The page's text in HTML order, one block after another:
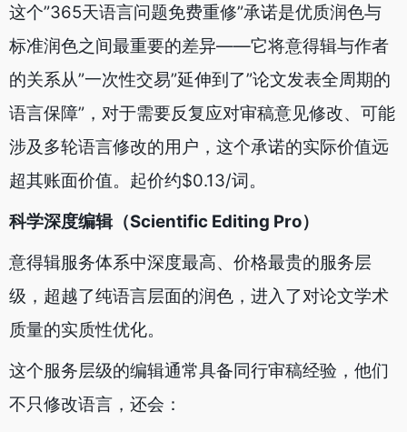
这个”365天语言问题免费重修”承诺是优质润色与
标准润色之间最重要的差异——它将意得辑与作者
的关系从”一次性交易”延伸到了”论文发表全周期的
语言保障”，对于需要反复应对审稿意见修改、可能
涉及多轮语言修改的用户，这个承诺的实际价值远
超其账面价值。起价约$0.13/词。
科学深度编辑（Scientific Editing Pro）
意得辑服务体系中深度最高、价格最贵的服务层
级，超越了纯语言层面的润色，进入了对论文学术
质量的实质性优化。
这个服务层级的编辑通常具备同行审稿经验，他们
不只修改语言，还会：